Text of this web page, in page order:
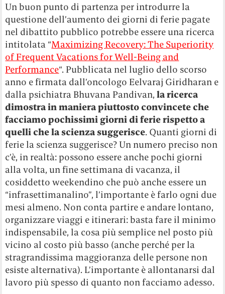
Un buon punto di partenza per introdurre la
questione dell’aumento dei giorni di ferie pagate
nel dibattito pubblico potrebbe essere una ricerca
intitolata “Maximizing Recovery: The Superiority
of Frequent Vacations for Well-Being and
Performance“. Pubblicata nel luglio dello scorso
anno e firmata dall’oncologo Eelvaraj Giridharan e
dalla psichiatra Bhuvana Pandivan,la ricerca
dimostra in maniera piuttosto convincete che
facciamo pochissimi giorni di ferie rispetto a
quelli che la scienza suggerisce. Quanti giorni di
ferie la scienza suggerisce? Un numero preciso non
c’è, in realtà: possono essere anche pochi giorni
alla volta, un fine settimana di vacanza, il
cosiddetto weekendino che può anche essere un
“infrasettimanalino”, l’importante è farlo ogni due
mesi almeno. Non conta partire e andare lontano,
organizzare viaggi e itinerari: basta fare il minimo
indispensabile, la cosa più semplice nel posto più
vicino al costo più basso (anche perché per la
stragrandissima maggioranza delle persone non
esiste alternativa). L’importante è allontanarsi dal
lavoro più spesso di quanto non facciamo adesso.